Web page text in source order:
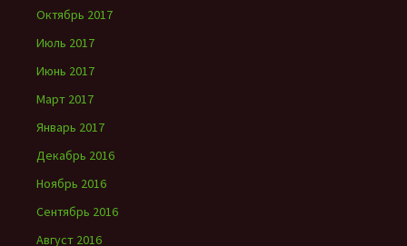
Октябрь 2017
Июль 2017
Июнь 2017
Март 2017
Январь 2017
Декабрь 2016
Ноябрь 2016
Сентябрь 2016
Август 2016